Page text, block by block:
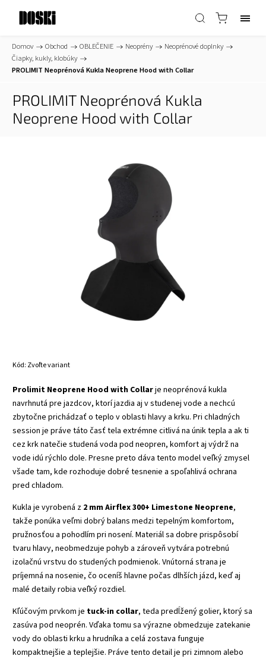
Domov / Obchod / OBLEČENIE / Neoprény / Neoprénové doplnky /
Čiapky, kukly, klobúky /
PROLIMIT Neoprénová Kukla Neoprene Hood with Collar
PROLIMIT Neoprénová Kukla
Neoprene Hood with Collar
Kód: Zvoľte variant
Prolimit Neoprene Hood with Collarje neoprénová kukla
navrhnutá pre jazdcov, ktorí jazdia aj v studenej vode a nechcú
zbytočne prichádzať o teplo v oblasti hlavy a krku. Pri chladných
session je práve táto časť tela extrémne citlivá na únik tepla a ak ti
cez krk natečie studená voda pod neopren, komfort aj výdrž na
vode idú rýchlo dole. Presne preto dáva tento model veľký zmysel
všade tam, kde rozhoduje dobré tesnenie a spoľahlivá ochrana
pred chladom.
Kukla je vyrobená z 2 mm Airflex 300+ Limestone Neoprene,
takže ponúka veľmi dobrý balans medzi tepelným komfortom,
pružnosťou a pohodlím pri nosení. Materiál sa dobre prispôsobí
tvaru hlavy, neobmedzuje pohyb a zároveň vytvára potrebnú
izolačnú vrstvu do studených podmienok. Vnútorná strana je
príjemná na nosenie, čo oceníš hlavne počas dlhších jázd, keď aj
malé detaily robia veľký rozdiel.
Kľúčovým prvkom je tuck-in collar, teda predĺžený golier, ktorý sa
zasúva pod neoprén. Vďaka tomu sa výrazne obmedzuje zatekanie
vody do oblasti krku a hrudníka a celá zostava funguje
kompaktnejšie a teplejšie. Práve tento detail je pri zimnom alebo